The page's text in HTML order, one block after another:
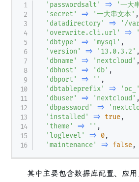
'passwordsalt' => '一大
'secret'
=> '一大串文本' ,
'datadirectory'
=> '/
'overwrite.cli.url'
=>
'dbtype'
=> 'mysql' ,
'version'
=> '13.0.3.2' ,
'dbname'
=> 'nextcloud' ,
'dbhost'
=> 'db' ,
'dbport'
=> '' ,
'dbtableprefix'
=> 'oc_'
'dbuser'
=> 'nextcloud' ,
'dbpassword'
=>
'installed'
=> true,
'theme'
=> '' ,
'loglevel'
=> 0,
'maintenance'
=> false,
其中主要包含数据库配置、 应